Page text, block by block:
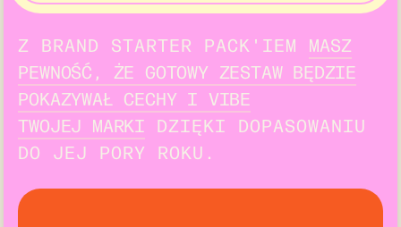
Z BRAND STARTER PACK'IEM MASZ
PEWNOŚĆ, ŻE GOTOWY ZESTAW BĘDZIE
POKAZYWAŁ CECHY I VIBE
TWOJEJ MARKI DZIĘKI DOPASOWANIU
DO JEJ PORY ROKU.